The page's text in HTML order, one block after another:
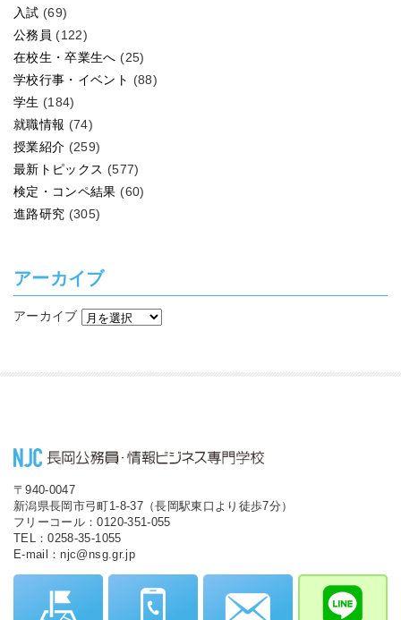
入試 (69)
公務員 (122)
在校生・卒業生へ (25)
学校行事・イベント (88)
学生 (184)
就職情報 (74)
授業紹介 (259)
最新トピックス (577)
検定・コンペ結果 (60)
進路研究 (305)
アーカイブ
アーカイブ
〒940-0047
新潟県長岡市弓町1-8-37（長岡駅東口より徒歩7分）
フリーコール：0120-351-055
TEL：0258-35-1055
E-mail：njc@nsg.gr.jp